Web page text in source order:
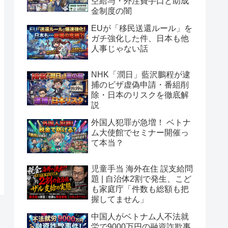
金制度の闇
EUが「移民送還ルール」を
ガチ強化した件、日本も他
人事じゃない話
NHK「潤日」藍沢鵬程が逮
捕のビザ虚偽申請・番組削
除・日本のリスクを徹底解
説
外国人犯罪が急増！ ベトナ
ム大使館でセミナー開催っ
て本当？
児童手当 海外在住 誤支給問
題 | 自治体2割で発生、こど
も家庭庁「件数も総額も把
握してません」
中国人がベトナム人不法就